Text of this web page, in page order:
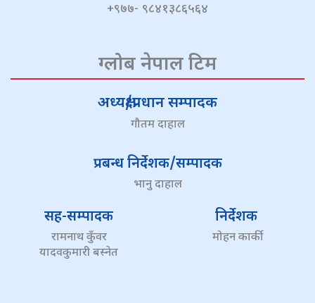
+९७७- ९८४१३८६५६४
ग्लोब नेपाल टिम
अध्यक्ष/प्रधान सम्पादक
गौतम दाहाल
प्रबन्ध निर्देशक/सम्पादक
भानु दाहाल
सह-सम्पादक
रामनाथ कुँवर
यादवकुमारी बस्नेत
निर्देशक
मोहन कार्की